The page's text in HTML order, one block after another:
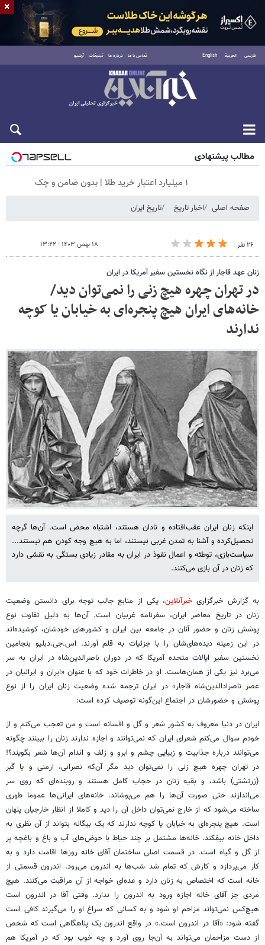
فارسی العربية English تماس با ما درباره ما تبلیغات آرشیو
جمعه ۱۶ مرداد ۱۴۰۵
مطالب پیشنهادی
۱ میلیارد اعتبار خرید طلا | بدون ضامن و چک
صفحه اصلی اخبار تاریخ تاریخ ایران
۲۶ نفر ۱۸ بهمن ۱۴۰۳ - ۱۳:۲۲
زنان عهد قاجار از نگاه نخستین سفیر آمریکا در ایران
در تهران چهره هیچ زنی را نمی‌توان دید/
خانه‌های ایران هیچ پنجره‌ای به خیابان یا کوچه
ندارند
اینکه زنان ایران عقب‌افتاده و نادان هستند، اشتباه محض است. آن‌ها گرچه
تحصیل‌کرده و آشنا به تمدن غربی نیستند، اما به هیچ وجه کودن هم نیستند...
سیاست‌بازی، توطئه و اعمال نفوذ در ایران به مقادر زیادی بستگی به نقشی دارد
که زنان در آن بازی می‌کنند.
به گزارش خبرگزاری خبرآنلاین، یکی از منابع جالب توجه برای دانستن وضعیت
زنان در تاریخ معاصر ایران، سفرنامه غربیان است. آن‌ها به دلیل تفاوت نوع
پوشش زنان و حضور آنان در جامعه بین ایران و کشورهای خودشان، کوشیده‌اند
در این زمینه دیده‌های‌شان را با جزئیات به قلم آورند. اس.جی.دبلیو بنجامین
نخستین سفیر ایالات متحده آمریکا که در دوران ناصرالدین‌شاه در ایران به سر
می‌برد نیز یکی از همان‌هاست. او در خاطرات خود که با عنوان «ایران و ایرانیان در
عصر ناصرادالدین‌شاه قاجار» در ایران ترجمه شده وضعیت زنان ایران را از نوع
پوشش و حضورشان در اجتماع این‌گونه توصیف کرده است:
ایران در دنیا معروف به کشور شعر و گل و افسانه است و من تعجب می‌کنم و از
خودم سوال می‌کنم شعرای ایران که نمی‌توانند و اجازه ندارند زنان را ببینند چگونه
می‌توانند درباره جذابیت و زیبایی چشم و ابرو و زلف و اندام آن‌ها شعر بگویند؟!
در تهران چهره هیچ زنی را نمی‌توان دید مگر آن‌که نصرانی، ارمنی و یا گبر
(زرتشتی) باشد، و بقیه زنان در حجاب کامل هستند و روبنده‌ای که روی سر
می‌اندازند حتی صورت آن‌ها را هم می‌پوشاند. خانه‌های ایرانی‌ها عموما طوری
ساخته می‌شود که از خارج نمی‌توان داخل آن‌ را دید و کاملا از انظار خارجیان پنهان
است. هیچ پنجره‌ای به خیابان یا کوچه ندارند که یک بیگانه بتواند از آن نظری به
داخل خانه بیفکند. خانه‌ها مشتمل بر چند حیاط با حوض‌های آب و باغ و باغچه پر
از گل و گیاه است. در قسمت اصلی ساختمان آقای خانه روزها اقامت دارد و به
کار می‌پردازد و کارش که تمام شد شب‌ها به اندرون می‌رود. اندرون قسمتی از
خانه است که اختصاص به زنان دارد و عده‌ای خواجه از آن مراقبت می‌کنند. هیچ
مردی جز آقای خانه اجازه ورود به اندرون را ندارد. وقتی آقا در اندرون است
هیچ‌کس نمی‌تواند مزاحم او شود و به کسانی که سراغ او را می‌گیرند کافی است
گفته شود: «آقا در اندرون است.» در واقع اندرون یک پناهگاهی است که شخص
از دست مزاحمان می‌تواند به آن‌جا روی آورد و چه خوب بود که در آمریکا هم
×